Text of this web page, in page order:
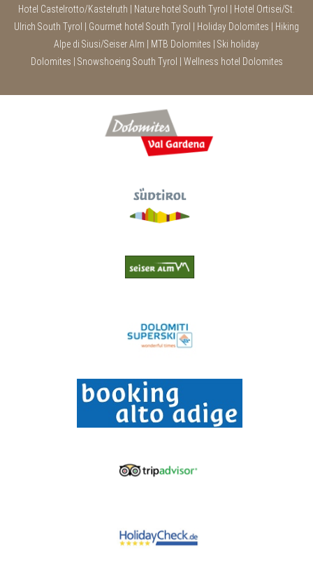
Hotel Castelrotto/Kastelruth Nature hotel South Tyrol
Hotel Ortisei/St.
Ulrich South Tyrol
Gourmet hotel South Tyrol Holiday Dolomites
Hiking
Alpe di Siusi/Seiser Alm
MTB Dolomites
Ski holiday
Dolomites
Snowshoeing South Tyrol Wellness hotel Dolomites